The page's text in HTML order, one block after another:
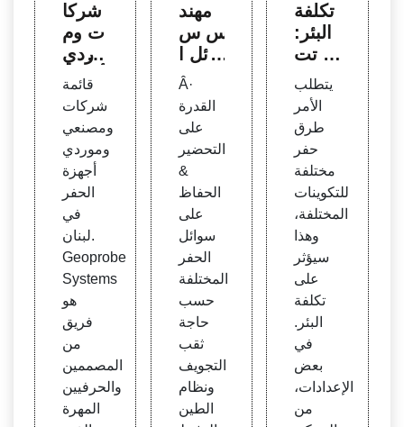
شركا
ت وم
وردي
أجهزة
الحفر
في لبن
ان
قائمة
شركات
ومصنعي
وموردي
أجهزة
الحفر
في
لبنان.
Geoprobe
Systems
هو
فريق
من
المصممين
والحرفيين
المهرة
مهند
س س
وائل ا
لحفر
السير
ة الذات
ية، مه
ندس
الطين
Â·
القدرة
على
التحضير
&
الحفاظ
على
سوائل
الحفر
المختلفة
حسب
حاجة
ثقب
التجويف
ونظام
الطين
تكلفة
البئر:
هل تت
عرض
للسر
قة؟ |
مجلة
المزار
ع الأ
سبوعي
ة
يتطلب
الأمر
طرق
حفر
مختلفة
للتكوينات
المختلفة،
وهذا
سيؤثر
على
تكلفة
البئر.
في
بعض
الإعدادات،
من